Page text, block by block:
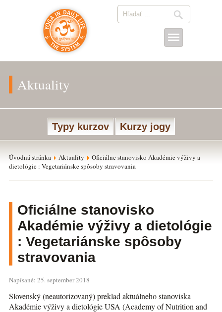
Aktuality
Typy kurzov Kurzy jogy
Úvodná stránka Aktuality
Oficiálne stanovisko Akadémie výživy a
dietológie : Vegetariánske spôsoby stravovania
Oficiálne stanovisko
Akadémie výživy a dietológie
: Vegetariánske spôsoby
stravovania
Napísané: 25. september 2018
Slovenský (neautorizovaný) preklad aktuálneho stanoviska
Akadémie výživy a dietológie USA (Academy of Nutrition and